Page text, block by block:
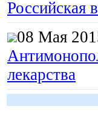
Российская
08 Мая
лекарства